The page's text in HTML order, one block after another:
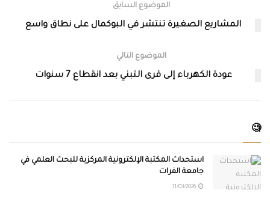
الموضوع السابق
المشاريع الصغيرة تنتشر في البوكمال على نطاق واسع
الموضوع التالي
عودة الكهرباء إلى قرى التبني بعد انقطاع 7 سنوات
🧐
استحداث المكتبة الإلكترونية المركزية للبحث العلمي في
جامعة الفرات